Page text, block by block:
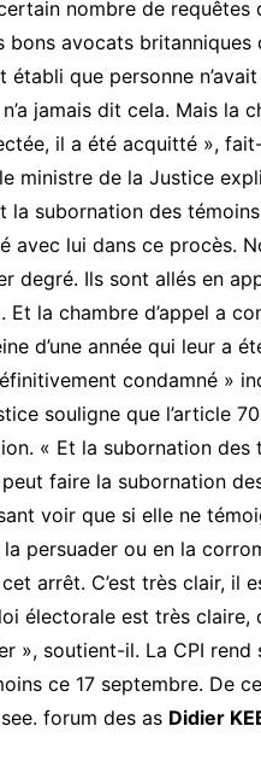
nombre de
bons avocats
établi que personne
jamais dit cela. Mais la
il a été acquitté »,
ministre de la Justice
la subornation des
avec lui dans ce procès.
degré. Ils sont allés en
Et la chambre d’appel a
d’une année qui leur a
condamné »
souligne que l’article
« Et la subornation
faire la subornation
voir que si elle ne
persuader ou en la
arrêt. C’est très clair, il
électorale est très
», soutient-il. La CPI
ce 17 septembre. De
forum des as Didier